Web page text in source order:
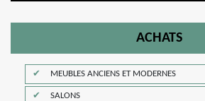
ACHATS
MEUBLES ANCIENS ET MODERNES
SALONS